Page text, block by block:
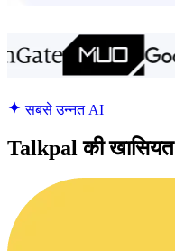
सबसे उन्नत AI
Talkpal की खासियत